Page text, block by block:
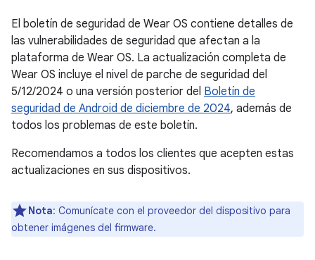
El boletín de seguridad de Wear OS contiene detalles de
las vulnerabilidades de seguridad que afectan a la
plataforma de Wear OS. La actualización completa de
Wear OS incluye el nivel de parche de seguridad del
5/12/2024 o una versión posterior del Boletín de
seguridad de Android de diciembre de 2024, además de
todos los problemas de este boletín.
Recomendamos a todos los clientes que acepten estas
actualizaciones en sus dispositivos.
Nota: Comunícate con el proveedor del dispositivo para
obtener imágenes del firmware.